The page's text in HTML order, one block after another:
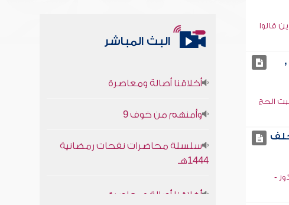
قالوا
الحج
-
البث المباشر
1444هـ